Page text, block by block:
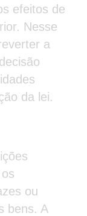
efeitos de
Nesse
a
da lei.
ou
bens. A